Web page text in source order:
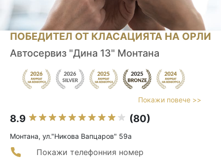
ПОБЕДИТЕЛ ОТ КЛАСАЦИЯТА НА ОРЛИ
Автосервиз "Дина 13" Монтана
Покажи повече >>
8.9 (80)
Монтана, ул."Никова Вапцаров" 59а
Покажи телефонния номер